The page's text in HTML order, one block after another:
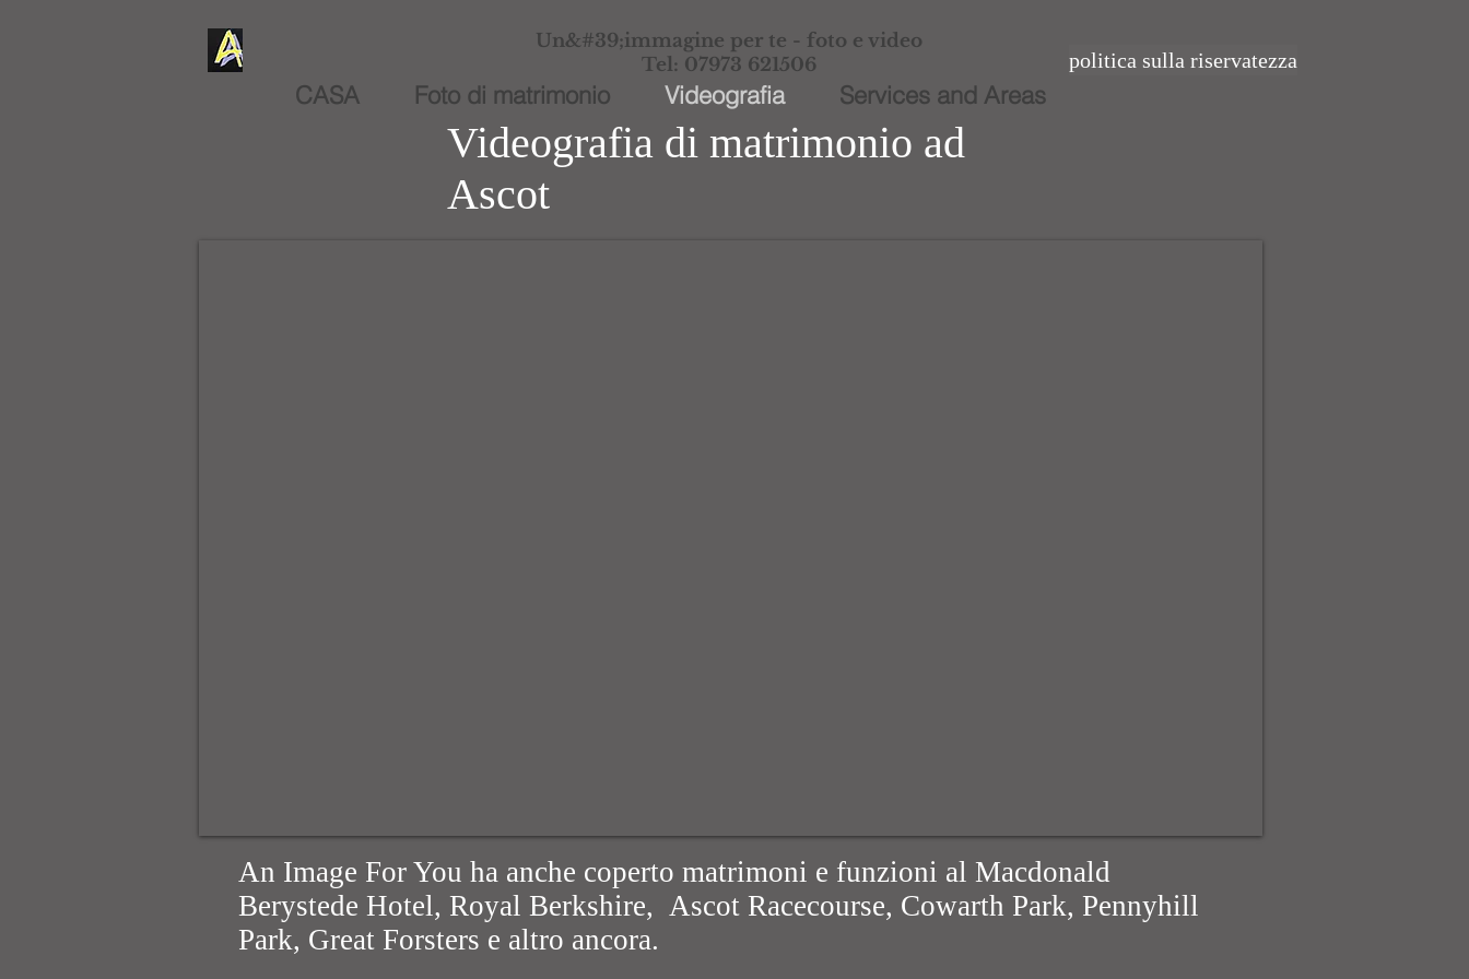
Un&#39;immagine per te - foto e video
Tel: 07973 621506
politica sulla riservatezza
CASA Foto di matrimonio Videografia Services and Areas
Videografia di matrimonio ad
Ascot
An Image For You ha anche coperto matrimoni e funzioni al Macdonald
Berystede Hotel, Royal Berkshire, Ascot Racecourse, Cowarth Park, Pennyhill
Park, Great Forsters e altro ancora.